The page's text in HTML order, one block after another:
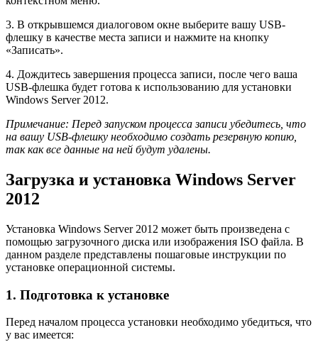
3. В открывшемся диалоговом окне выберите вашу USB-
флешку в качестве места записи и нажмите на кнопку
«Записать».
4. Дождитесь завершения процесса записи, после чего ваша
USB-флешка будет готова к использованию для установки
Windows Server 2012.
Примечание: Перед запуском процесса записи убедитесь, что
на вашу USB-флешку необходимо создать резервную копию,
так как все данные на ней будут удалены.
Загрузка и установка Windows Server
2012
Установка Windows Server 2012 может быть произведена с
помощью загрузочного диска или изображения ISO файла. В
данном разделе представлены пошаговые инструкции по
установке операционной системы.
1. Подготовка к установке
Перед началом процесса установки необходимо убедиться, что
у вас имеется: